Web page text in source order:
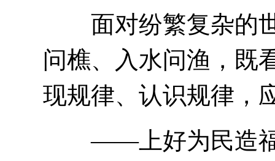
面对纷繁复杂的世
问樵、入水问渔，既
现规律、认识规律，
——上好为民造福